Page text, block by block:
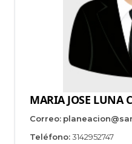
MARIA JOSE LUNA
Correo:
Teléfono:3142952747